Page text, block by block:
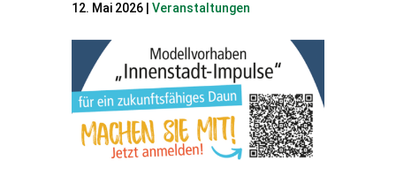
12. Mai 2026| Veranstaltungen